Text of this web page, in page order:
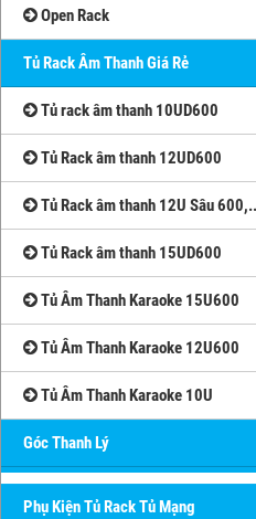
Open Rack
Tủ Rack Âm Thanh Giá Rẻ
Tủ rack âm thanh 10UD600
Tủ Rack âm thanh 12UD600
Tủ Rack âm thanh 12U Sâu
Tủ Rack âm thanh 15UD600
Tủ Âm Thanh Karaoke 15U600
Tủ Âm Thanh Karaoke 12U600
Tủ Âm Thanh Karaoke 10U
Góc Thanh Lý
Phụ Kiện Tủ Rack Tủ Mạng